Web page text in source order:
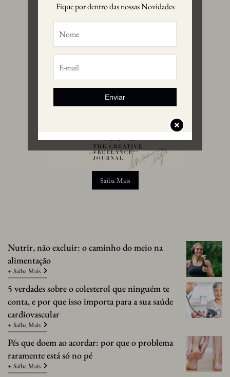
Saiba Mais
Nutrir, não excluir: o caminho do meio na
alimentação
+ Saiba Mais
5 verdades sobre o colesterol que ninguém te
conta, e por que isso importa para a sua saúde
cardiovascular
+ Saiba Mais
Pés que doem ao acordar: por que o problema
raramente está só no pé
+ Saiba Mais
Fique por dentro das nossas Novidades
Enviar